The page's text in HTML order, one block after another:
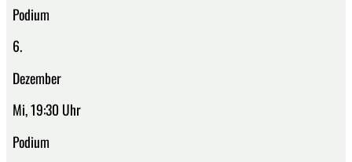
Podium
6.
Dezember
Mi, 19:30 Uhr
Podium